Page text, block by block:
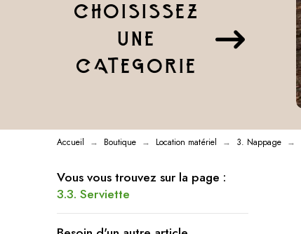
CHOISISSEZ
UNE
CATEGORIE
Accueil → Boutique → Location matériel → 3. Nappage →
Vous vous trouvez sur la page :
3.3. Serviette